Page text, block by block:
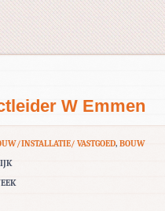
W Emmen
INSTALLATIE/ VASTGOED, BOUW